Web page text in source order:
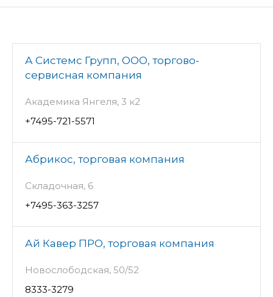
А Системс Групп, ООО, торгово-
сервисная компания
Академика Янгеля, 3 к2
+7495-721-5571
Абрикос, торговая компания
Складочная, 6
+7495-363-3257
Ай Кавер ПРО, торговая компания
Новослободская, 50/52
8333-3279